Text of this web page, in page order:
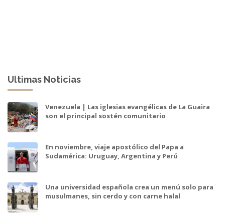
Ultimas Noticias
Venezuela | Las iglesias evangélicas de La Guaira
son el principal sostén comunitario
En noviembre, viaje apostólico del Papa a
Sudamérica: Uruguay, Argentina y Perú
Una universidad española crea un menú solo para
musulmanes, sin cerdo y con carne halal